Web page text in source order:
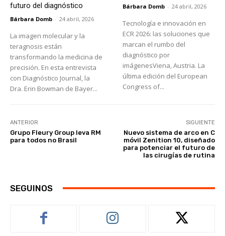
futuro del diagnóstico
Bárbara Domb - 24 abril, 2026
La imagen molecular y la
teragnosis están
transformando la medicina de
precisión. En esta entrevista
con Diagnóstico Journal, la
Dra. Erin Bowman de Bayer...
Bárbara Domb - 24 abril, 2026
Tecnología e innovación en
ECR 2026: las soluciones que
marcan el rumbo del
diagnóstico por
imágenesViena, Austria. La
última edición del European
Congress of...
ANTERIOR
Grupo Fleury Group leva RM
para todos no Brasil
SIGUIENTE
Nuevo sistema de arco en C
móvil Zenition 10, diseñado
para potenciar el futuro de
las cirugías de rutina
SEGUINOS